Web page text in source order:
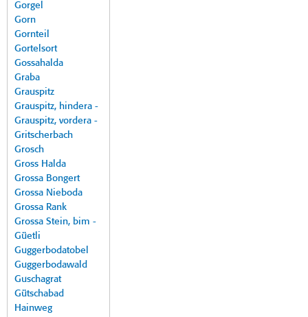
Gorgel
Gorn
Gornteil
Gortelsort
Gossahalda
Graba
Grauspitz
Grauspitz, hindera -
Grauspitz, vordera -
Gritscherbach
Grosch
Gross Halda
Grossa Bongert
Grossa Nieboda
Grossa Rank
Grossa Stein, bim -
Güetli
Guggerbodatobel
Guggerbodawald
Guschagrat
Gütschabad
Hainweg